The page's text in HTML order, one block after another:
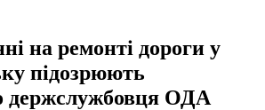
на ремонті дороги у
підозрюють
держслужбовця ОДА